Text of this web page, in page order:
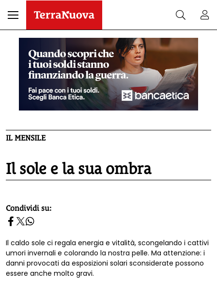
IL MENSILE
Il sole e la sua ombra
homepage h2
Condividi su:
Il caldo sole ci regala energia e vitalità, scongelando i cattivi
umori invernali e colorando la nostra pelle. Ma attenzione: i
danni provocati da esposizioni solari sconsiderate possono
essere anche molto gravi.